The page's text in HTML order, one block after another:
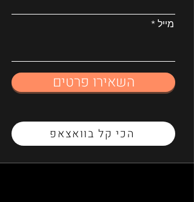
מייל
השאירו פרטים
הכי קל בוואצאפ